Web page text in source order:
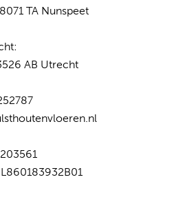
TA Nunspeet
AB Utrecht